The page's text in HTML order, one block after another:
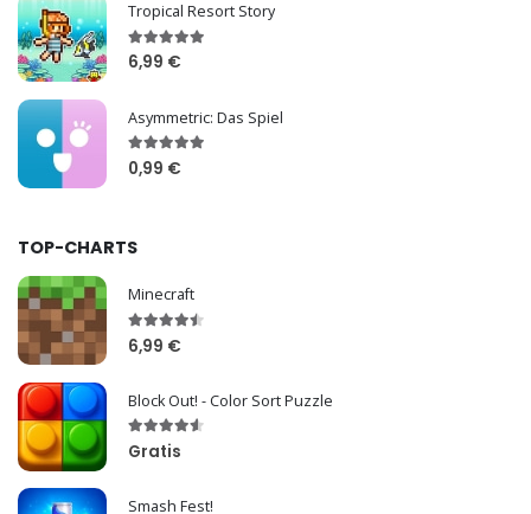
Tropical Resort Story
6,99 €
Asymmetric: Das Spiel
0,99 €
TOP-CHARTS
Minecraft
6,99 €
Block Out! - Color Sort Puzzle
Gratis
Smash Fest!